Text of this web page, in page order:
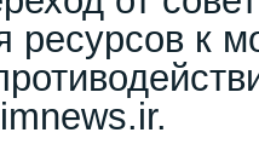
ресурсов к